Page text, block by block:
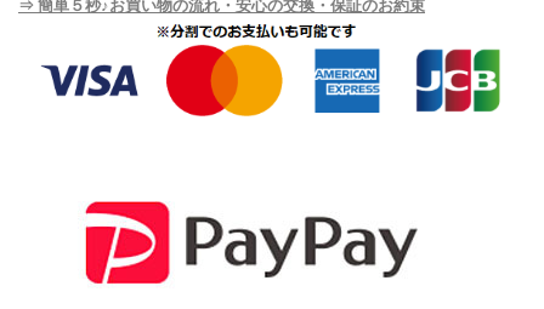
⇒ 簡単５秒♪お買い物の流れ・安心の交換・保証のお約束